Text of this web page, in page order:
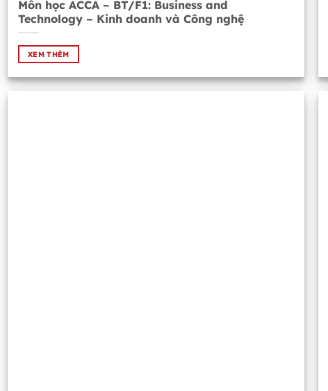
Môn học ACCA – BT/F1: Business and
Technology – Kinh doanh và Công nghệ
XEM THÊM